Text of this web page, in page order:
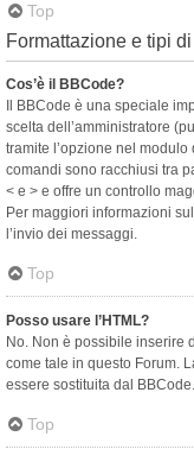
Top
Formattazione e tipi
Cos’è il BBCode?
Il BBCode è una speciale
scelta dell’amministratore
tramite l’opzione nel
comandi sono racchiusi tra
< e > e offre un controllo
Per maggiori informazioni
l’invio dei messaggi.
Top
Posso usare l’HTML?
No. Non è possibile inserire
come tale in questo Forum.
essere sostituita dal BBCode.
Top